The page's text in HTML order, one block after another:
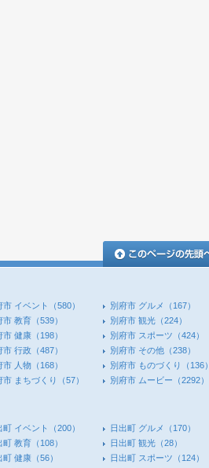
市 イベント （580） 別府市 グルメ
（167）
市 教育 （539） 別府市 観光 （224）
市 健康 （198） 別府市 スポーツ （424）
市 行政 （487） 別府市 その他 （238）
市 人物 （168） 別府市 ものづくり
（136）
市 まちづくり （57） 別府市 ムービー （2292）
町 イベント （200） 日出町 グルメ
（170）
町 教育 （108） 日出町 観光 （28）
町 健康 （56） 日出町 スポーツ （124）